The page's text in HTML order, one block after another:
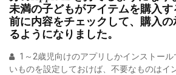
未満の子どもがアイテムを購入
前に内容をチェックして、購入
るようになりました。
1～2歳児向けのアプリしかインストー
いものを設定しておけば、不要なものはイ